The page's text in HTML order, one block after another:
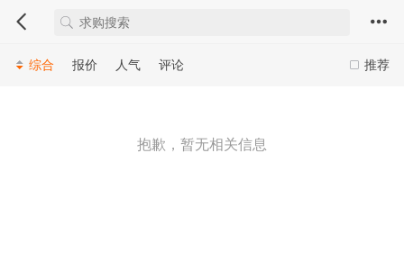
推荐
综合 报价 人气 评论
抱歉，暂无相关信息